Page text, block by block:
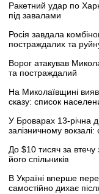
Ракетний удар по
під завалами
Росія завдала
постраждалих та
Ворог атакував
та постраждалий
На Миколаївщині
сказу: список
У Броварах 13-річна
залізничному
До $10 тисяч за втечу
його спільників
В Україні вперше
самостійно дихає